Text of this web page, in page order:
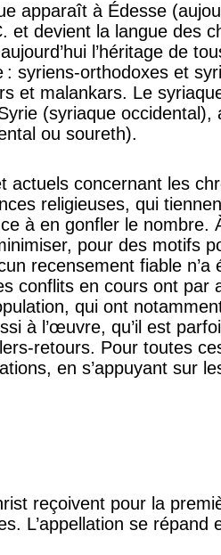
apparaît à Édesse
et devient la langue des
l’héritage de
: syriens-orthodoxes et
et malankars. Le
(syriaque occidental),
ou soureth).
actuels concernant les
religieuses, qui
à en gonfler le nombre.
pour des motifs
recensement fiable n’a
conflits en cours ont par
qui ont
à l’œuvre, qu’il est
retours. Pour toutes
en s’appuyant sur
reçoivent pour la
L’appellation se